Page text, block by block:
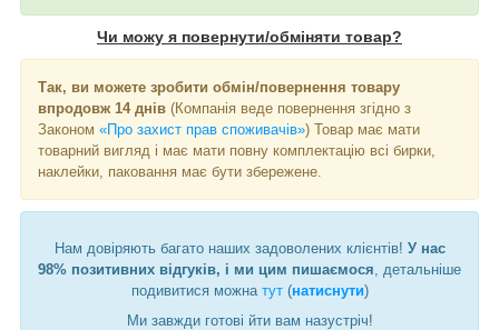
Чи можу я повернути/обміняти товар?
Так, ви можете зробити обмін/повернення товару
впродовж 14 днів (Компанія веде повернення згідно з
Законом «Про захист прав споживачів») Товар має мати
товарний вигляд і має мати повну комплектацію всі бирки,
наклейки, паковання має бути збережене.
Нам довіряють багато наших задоволених клієнтів! У нас
98% позитивних відгуків, і ми цим пишаємося , детальніше
подивитися можна тут(натиснути)
Ми завжди готові йти вам назустріч!